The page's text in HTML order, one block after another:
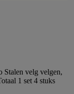
velg velgen,
1 set 4 stuks